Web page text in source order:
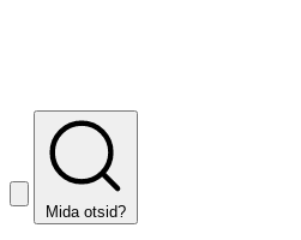
Mida otsid?